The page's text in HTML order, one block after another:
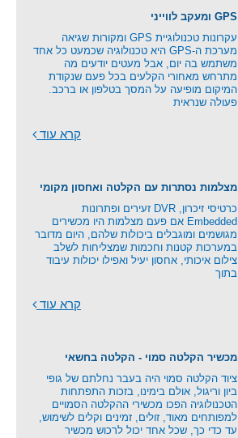
GPS ומעקב לווייני
עקרונות טכנולוגיית GPS ומקורות שגיאה
מערכת ה-GPS היא טכנולוגיה שכמעט כל אחד
משתמש בה יום, אבל מעטים יודעים מה
מתרחש מאחורי הקלעים בכל פעם שנקודת
המיקום מופיעה על המסך בטלפון או ברכב.
פעולה שנראית
קרא עוד
מצלמות נסתרות עם הקלטה ואחסון מקומי
כרטיסי זיכרון, DVR זעירים ופתרונות
Embedded אם פעם מצלמות היו מכשירים
מגושמים ומוגבלים ביכולות שלהם, היום מדובר
במערכות קטנות וחכמות שמצליחות לשלב
צילום איכותי, אחסון יעיל ואפילו יכולות עיבוד
בתוך
קרא עוד
מכשיר הקלטה סמוי - הקלטה בחשאי
ציוד הקלטה סמוי היה בעבר נחלתם של גופי
ביון וריגול, אולם בימינו, בזכות התפתחות
הטכנולוגיה הפכו מכשירי ההקלטה הסמויים
למפותחים מאוד, זולים, זמינים וקלים לשימוש,
עד כדי כך, שכל אחד יכול לרכוש מכשיר